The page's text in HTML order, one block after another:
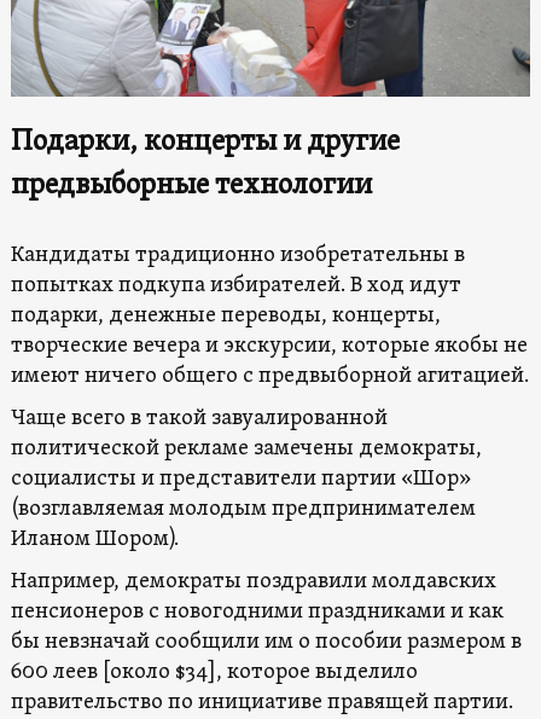
Подарки, концерты и другие
предвыборные технологии
Кандидаты традиционно изобретательны в
попытках подкупа избирателей. В ход идут
подарки, денежные переводы, концерты,
творческие вечера и экскурсии, которые якобы не
имеют ничего общего с предвыборной агитацией.
Чаще всего в такой завуалированной
политической рекламе замечены демократы,
социалисты и представители партии «Шор»
(возглавляемая молодым предпринимателем
Иланом Шором).
Например, демократы поздравили молдавских
пенсионеров с новогодними праздниками и как
бы невзначай сообщили им о пособии размером в
600 леев [около $34], которое выделило
правительство по инициативе правящей партии.